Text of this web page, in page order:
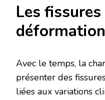
Les
Avec le temps, la
présenter des
liées aux variations